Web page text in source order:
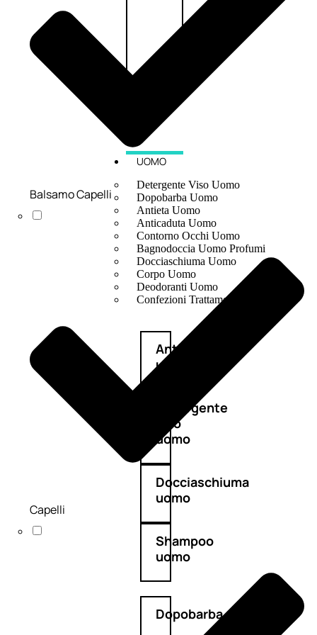
UOMO
Detergente Viso Uomo
Dopobarba Uomo
Antieta Uomo
Anticaduta Uomo
Contorno Occhi Uomo
Bagnodoccia Uomo Profumi
Docciaschiuma Uomo
Corpo Uomo
Deodoranti Uomo
Confezioni Trattamenti Uomo
Antietà
uomo
Detergente
viso
uomo
Docciaschiuma
uomo
Shampoo
uomo
Dopobarba
Balsamo Capelli
Capelli